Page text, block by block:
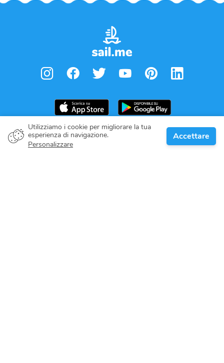
Utilizziamo i cookie per migliorare la tua
esperienza di navigazione.
Personalizzare
Accettare
Proprietario della barca